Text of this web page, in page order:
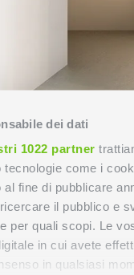
dei dati
1022 partner
tecnologie come i
al fine di pubblicare
il pubblico e
per quali scopi. Le
in cui avete
in qualsiasi